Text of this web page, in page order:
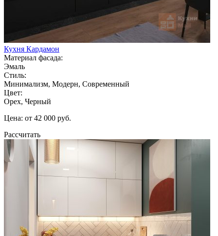
Кухня Кардамон
Материал фасада:
Эмаль
Стиль:
Минимализм, Модерн, Современный
Цвет:
Орех, Черный
Цена: от 42 000 руб.
Рассчитать